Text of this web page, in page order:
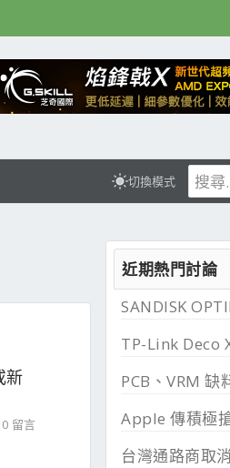
切換模式
新
0 留言
近期熱門討論